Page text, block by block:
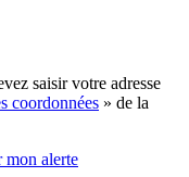
saisir votre adresse
coordonnées » de la
mon alerte